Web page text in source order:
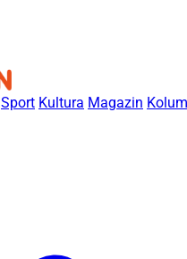
Sport Kultura Magazin